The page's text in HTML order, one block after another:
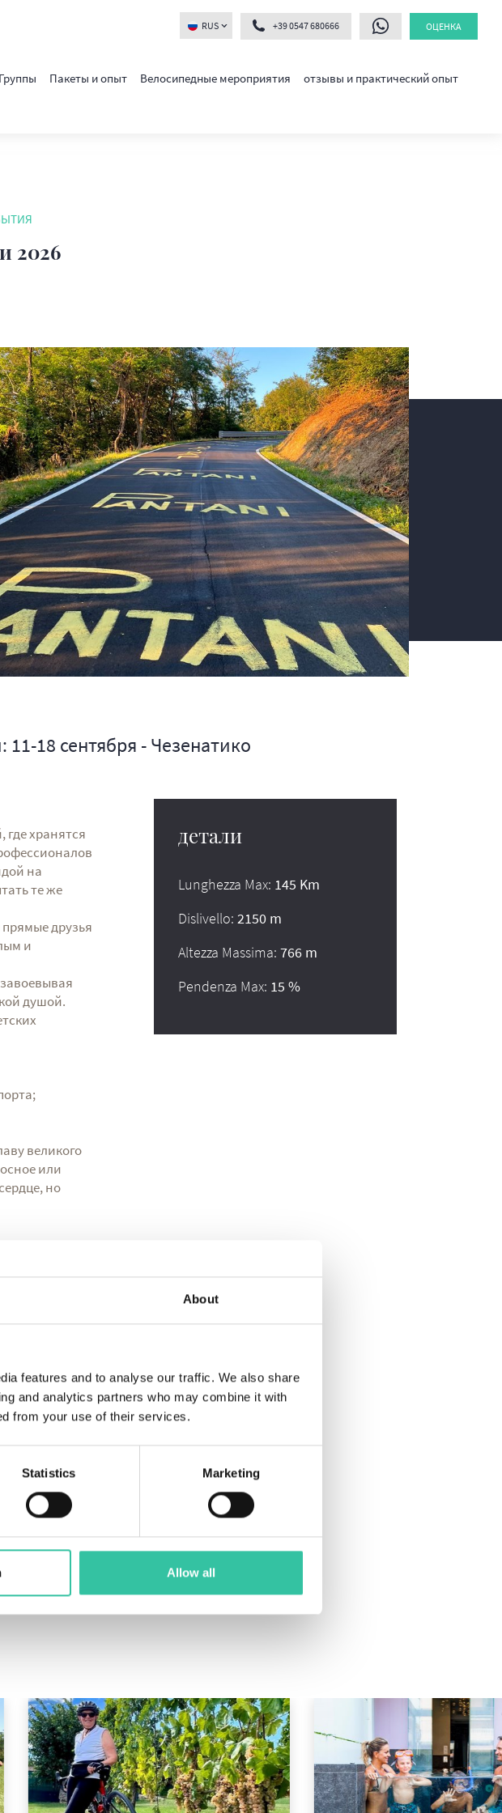
About
features and to analyse our traffic. We also share
and analytics partners who may combine it with
from your use of their services.
Statistics Marketing
Allow all
RUS +39 0547 680666 ОЦЕНКА
Группы Пакеты и опыт Велосипедные мероприятия отзывы и практический опыт
2026
18 сентября - Чезенатико
где хранятся
на
те же
друзья
и
душой.
великого
или
но
13,5% и
в
детали
Lunghezza Max: 145 Km
Dislivello: 2150 m
Altezza Massima: 766 m
Pendenza Max: 15 %